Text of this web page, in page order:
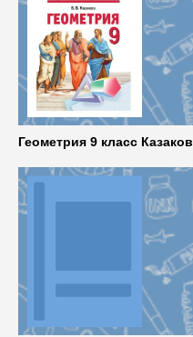
Геометрия 9 класс Казаков